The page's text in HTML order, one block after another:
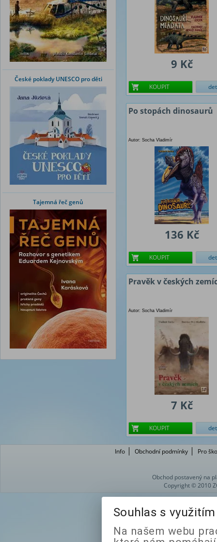
České poklady UNESCO pro děti
Tajemná řeč genů
9 Kč
KOUPIT
Po stopách dinosaurů
Autor: Socha Vladimír
136 Kč
KOUPIT
Pravěk v českých
Autor: Socha Vladimír
7 Kč
KOUPIT
Info Obchodní podmínky Pro
Obchod postavený na
Copyright © 2010
Souhlas s
Na našem webu